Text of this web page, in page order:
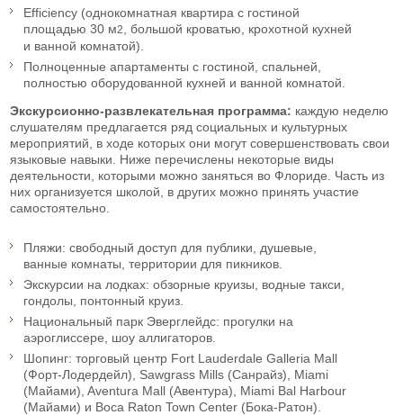
Efficiency (однокомнатная квартира с гостиной
площадью 30 м2
, большой кроватью, крохотной кухней
и ванной комнатой).
Полноценные апартаменты с гостиной, спальней,
полностью оборудованной кухней и ванной комнатой.
Экскурсионно-развлекательная программа: каждую неделю
слушателям предлагается ряд социальных и культурных
мероприятий, в ходе которых они могут совершенствовать свои
языковые навыки. Ниже перечислены некоторые виды
деятельности, которыми можно заняться во Флориде. Часть из
них организуется школой, в других можно принять участие
самостоятельно.
Пляжи: свободный доступ для публики, душевые,
ванные комнаты, территории для пикников.
Экскурсии на лодках: обзорные круизы, водные такси,
гондолы, понтонный круиз.
Национальный парк Эверглейдс: прогулки на
аэроглиссере, шоу аллигаторов.
Шопинг: торговый центр Fort Lauderdale Galleria Mall
(Форт-Лодердейл), Sawgrass Mills (Санрайз), Miami
(Майами), Aventura Mall (Авентура), Miami Bal Harbour
(Майами) и Boca Raton Town Center (Бока-Ратон).